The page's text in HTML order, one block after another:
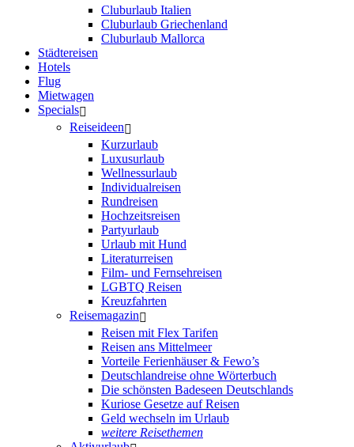
Cluburlaub Italien
Cluburlaub Griechenland
Cluburlaub Mallorca
Städtereisen
Hotels
Flug
Mietwagen
Specials
Reiseideen
Kurzurlaub
Luxusurlaub
Wellnessurlaub
Individualreisen
Rundreisen
Hochzeitsreisen
Partyurlaub
Urlaub mit Hund
Literaturreisen
Film- und Fernsehreisen
LGBTQ Reisen
Kreuzfahrten
Reisemagazin
Reisen mit Flex Tarifen
Reisen ans Mittelmeer
Vorteile Ferienhäuser & Fewo’s
Deutschlandreise ohne Wörterbuch
Die schönsten Badeseen Deutschlands
Kuriose Gesetze auf Reisen
Geld wechseln im Urlaub
weitere Reisethemen